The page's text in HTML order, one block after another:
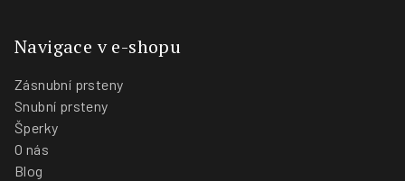
Navigace v e-shopu
Zásnubní prsteny
Snubní prsteny
Šperky
O nás
Blog